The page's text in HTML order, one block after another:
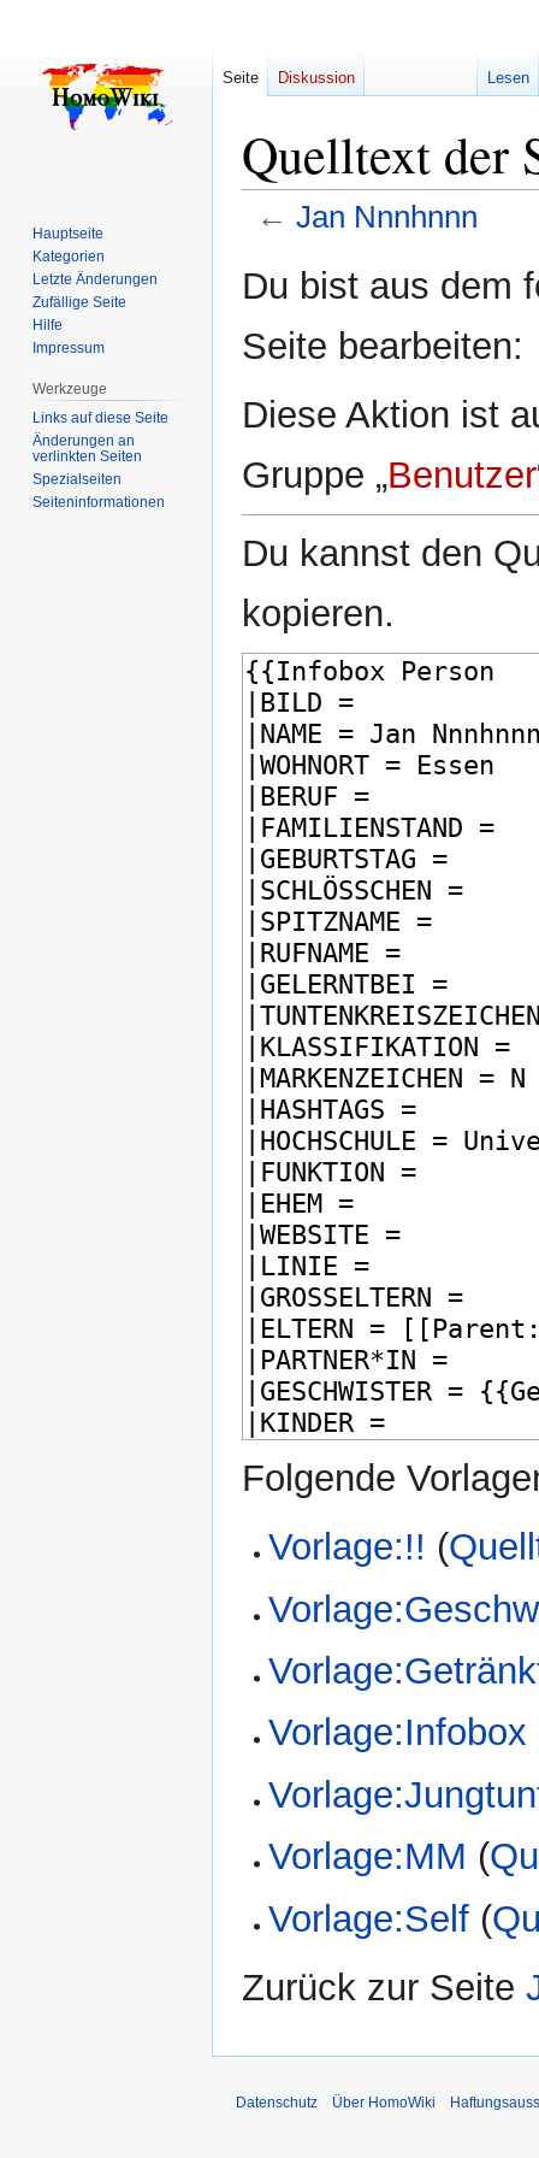
Quelltext der
← Jan Nnnhnnn
Navigation
Suche
Du bist aus dem
Seite bearbeiten:
Diese Aktion ist
Gruppe „Benutzer
Du kannst den
kopieren.
Folgende
Vorlage:!! (
Vorlage:Infobox
Vorlage:MM (
Vorlage:Self (
Zurück zur Seite
Seite Diskussion Lesen
Hauptseite
Kategorien
Letzte Änderungen
Zufällige Seite
Hilfe
Impressum
Werkzeuge
Links auf diese Seite
Änderungen an
verlinkten Seiten
Spezialseiten
Seiten­­informationen
Datenschutz Über HomoWiki